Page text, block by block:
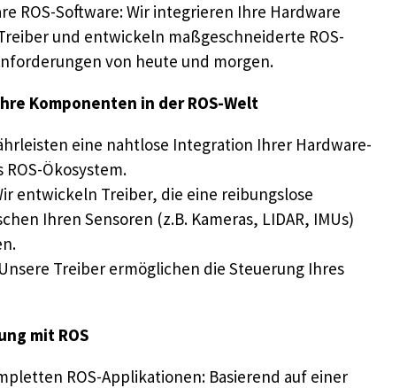
ROS-Software: Wir integrieren Ihre Hardware
und entwickeln maßgeschneiderte ROS-
von heute und morgen.
Komponenten in der ROS-Welt
eine nahtlose Integration Ihrer Hardware-
Ökosystem.
entwickeln Treiber, die eine reibungslose
Ihren Sensoren (z.B. Kameras, LIDAR, IMUs)
Treiber ermöglichen die Steuerung Ihres
mit ROS
ROS-Applikationen: Basierend auf einer